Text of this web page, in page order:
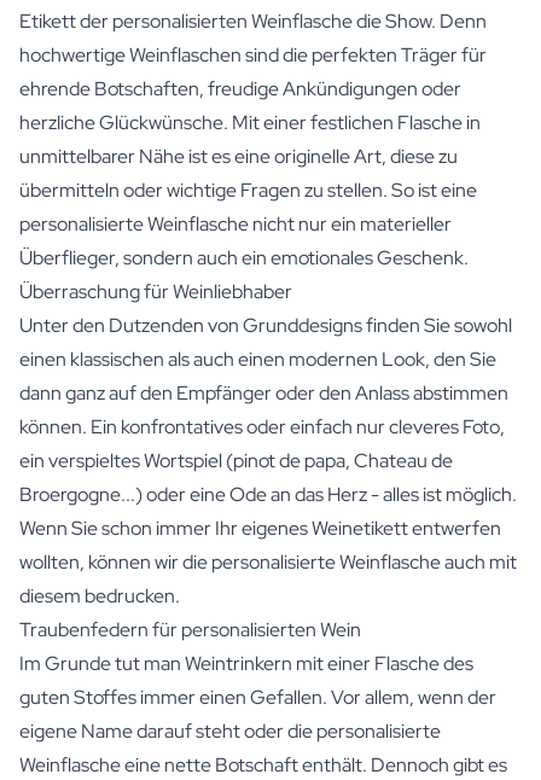
Etikett der personalisierten Weinflasche die Show. Denn
hochwertige Weinflaschen sind die perfekten Träger für
ehrende Botschaften, freudige Ankündigungen oder
herzliche Glückwünsche. Mit einer festlichen Flasche in
unmittelbarer Nähe ist es eine originelle Art, diese zu
übermitteln oder wichtige Fragen zu stellen. So ist eine
personalisierte Weinflasche nicht nur ein materieller
Überflieger, sondern auch ein emotionales Geschenk.
Überraschung für Weinliebhaber
Unter den Dutzenden von Grunddesigns finden Sie sowohl
einen klassischen als auch einen modernen Look, den Sie
dann ganz auf den Empfänger oder den Anlass abstimmen
können. Ein konfrontatives oder einfach nur cleveres Foto,
ein verspieltes Wortspiel (pinot de papa, Chateau de
Broergogne...) oder eine Ode an das Herz - alles ist möglich.
Wenn Sie schon immer Ihr eigenes Weinetikett entwerfen
wollten, können wir die personalisierte Weinflasche auch mit
diesem bedrucken.
Traubenfedern für personalisierten Wein
Im Grunde tut man Weintrinkern mit einer Flasche des
guten Stoffes immer einen Gefallen. Vor allem, wenn der
eigene Name darauf steht oder die personalisierte
Weinflasche eine nette Botschaft enthält. Dennoch gibt es